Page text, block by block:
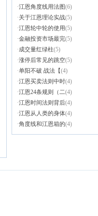
·江恩角度线用法图(6)
·关于江恩理论实战(5)
·江恩轮中轮的使用(5)
·金融投资市场最完(5)
·成交量红绿柱(5)
·涨停后常见的跳空(5)
·单阳不破 战法【(4)
·江恩买卖法则中时(4)
·江恩24条规则（二(4)
·江恩时间法则背后(4)
·江恩从人类的身体(4)
·角度线和江恩箱的(4)